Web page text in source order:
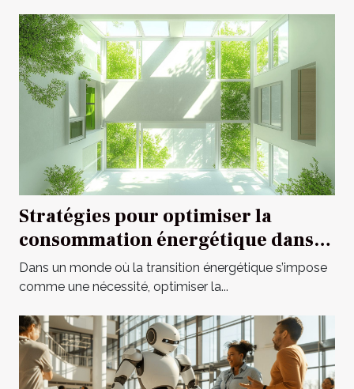
Stratégies pour optimiser la
consommation énergétique dans
l'habitat moderne
Dans un monde où la transition énergétique s’impose
comme une nécessité, optimiser la...